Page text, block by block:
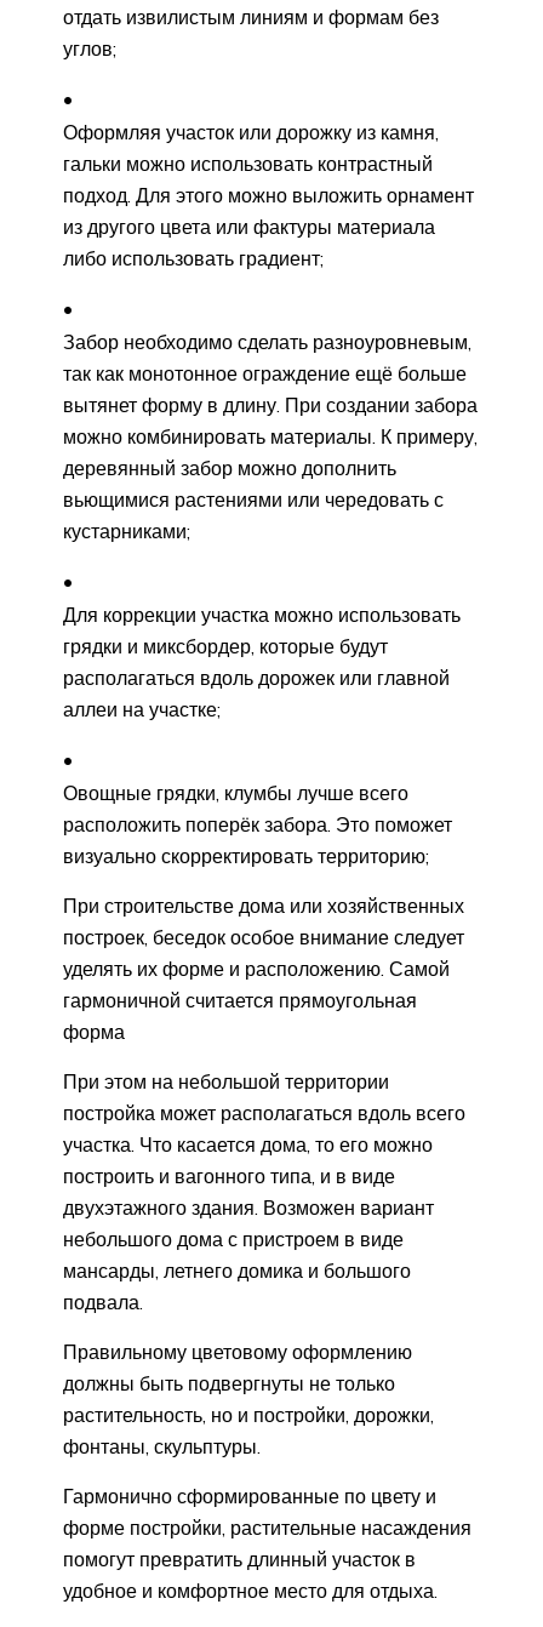
отдать извилистым линиям и формам без
углов;
Оформляя участок или дорожку из камня,
гальки можно использовать контрастный
подход. Для этого можно выложить орнамент
из другого цвета или фактуры материала
либо использовать градиент;
Забор необходимо сделать разноуровневым,
так как монотонное ограждение ещё больше
вытянет форму в длину. При создании забора
можно комбинировать материалы. К примеру,
деревянный забор можно дополнить
вьющимися растениями или чередовать с
кустарниками;
Для коррекции участка можно использовать
грядки и миксбордер, которые будут
располагаться вдоль дорожек или главной
аллеи на участке;
Овощные грядки, клумбы лучше всего
расположить поперёк забора. Это поможет
визуально скорректировать территорию;
При строительстве дома или хозяйственных
построек, беседок особое внимание следует
уделять их форме и расположению. Самой
гармоничной считается прямоугольная
форма
При этом на небольшой территории
постройка может располагаться вдоль всего
участка. Что касается дома, то его можно
построить и вагонного типа, и в виде
двухэтажного здания. Возможен вариант
небольшого дома с пристроем в виде
мансарды, летнего домика и большого
подвала.
Правильному цветовому оформлению
должны быть подвергнуты не только
растительность, но и постройки, дорожки,
фонтаны, скульптуры.
Гармонично сформированные по цвету и
форме постройки, растительные насаждения
помогут превратить длинный участок в
удобное и комфортное место для отдыха.